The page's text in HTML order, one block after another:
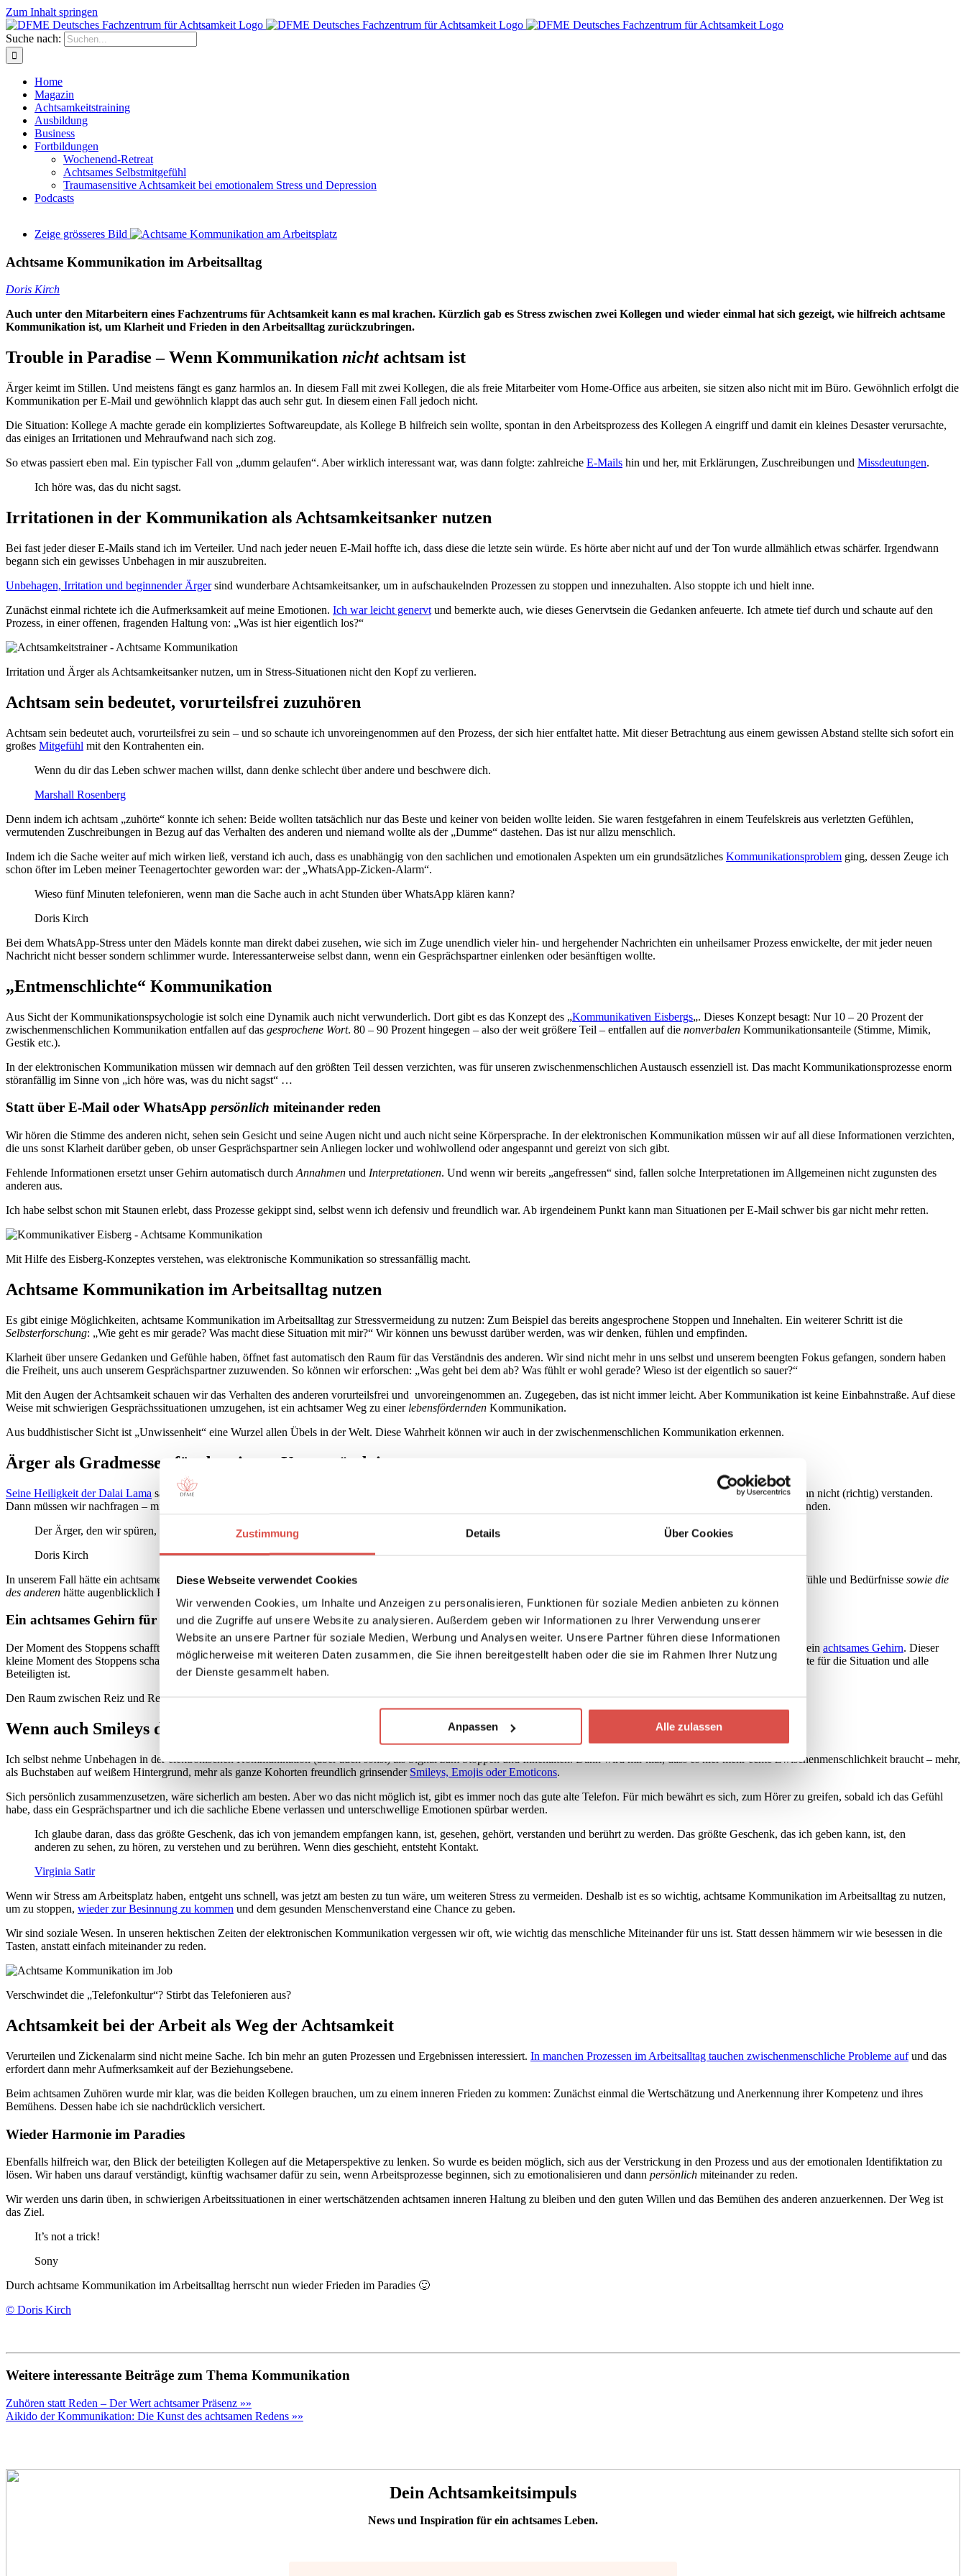
Zustimmung Details Über Cookies
Diese Webseite verwendet Cookies
Wir verwenden Cookies, um Inhalte und Anzeigen zu personalisieren, Funktionen für soziale Medien anbieten zu können
und die Zugriffe auf unsere Website zu analysieren. Außerdem geben wir Informationen zu Ihrer Verwendung unserer
Website an unsere Partner für soziale Medien, Werbung und Analysen weiter. Unsere Partner führen diese Informationen
möglicherweise mit weiteren Daten zusammen, die Sie ihnen bereitgestellt haben oder die sie im Rahmen Ihrer Nutzung
der Dienste gesammelt haben.
Anpassen Alle zulassen
Zum Inhalt springen
Suche nach:
Home
Magazin
Achtsamkeitstraining
Ausbildung
Business
Fortbildungen
Wochenend-Retreat
Achtsames Selbstmitgefühl
Traumasensitive Achtsamkeit bei emotionalem Stress und Depression
Podcasts
Zeige grösseres Bild
Achtsame Kommunikation im Arbeitsalltag
Doris Kirch
Auch unter den Mitarbeitern eines Fachzentrums für Achtsamkeit kann es mal krachen. Kürzlich gab es Stress zwischen zwei Kollegen und wieder einmal hat sich gezeigt, wie hilfreich achtsame
Kommunikation ist, um Klarheit und Frieden in den Arbeitsalltag zurückzubringen.
Trouble in Paradise – Wenn Kommunikation nichtachtsam ist
Ärger keimt im Stillen. Und meistens fängt es ganz harmlos an. In diesem Fall mit zwei Kollegen, die als freie Mitarbeiter vom Home-Office aus arbeiten, sie sitzen also nicht mit im Büro. Gewöhnlich erfolgt die
Kommunikation per E-Mail und gewöhnlich klappt das auch sehr gut. In diesem einen Fall jedoch nicht.
Die Situation: Kollege A machte gerade ein kompliziertes Softwareupdate, als Kollege B hilfreich sein wollte, spontan in den Arbeitsprozess des Kollegen A eingriff und damit ein kleines Desaster verursachte,
das einiges an Irritationen und Mehraufwand nach sich zog.
So etwas passiert eben mal. Ein typischer Fall von „dumm gelaufen“. Aber wirklich interessant war, was dann folgte: zahlreiche E-Mails hin und her, mit Erklärungen, Zuschreibungen und Missdeutungen.
Ich höre was, das du nicht sagst.
Irritationen in der Kommunikation als Achtsamkeitsanker nutzen
Bei fast jeder dieser E-Mails stand ich im Verteiler. Und nach jeder neuen E-Mail hoffte ich, dass diese die letzte sein würde. Es hörte aber nicht auf und der Ton wurde allmählich etwas schärfer. Irgendwann
begann sich ein gewisses Unbehagen in mir auszubreiten.
Unbehagen, Irritation und beginnender Ärgersind wunderbare Achtsamkeitsanker, um in aufschaukelnden Prozessen zu stoppen und innezuhalten. Also stoppte ich und hielt inne.
Zunächst einmal richtete ich die Aufmerksamkeit auf meine Emotionen. Ich war leicht genervt und bemerkte auch, wie dieses Genervtsein die Gedanken anfeuerte. Ich atmete tief durch und schaute auf den
Prozess, in einer offenen, fragenden Haltung von: „Was ist hier eigentlich los?“
Irritation und Ärger als Achtsamkeitsanker nutzen, um in Stress-Situationen nicht den Kopf zu verlieren.
Achtsam sein bedeutet, vorurteilsfrei zuzuhören
Achtsam sein bedeutet auch, vorurteilsfrei zu sein – und so schaute ich unvoreingenommen auf den Prozess, der sich hier entfaltet hatte. Mit dieser Betrachtung aus einem gewissen Abstand stellte sich sofort ein
großes Mitgefühl mit den Kontrahenten ein.
Wenn du dir das Leben schwer machen willst, dann denke schlecht über andere und beschwere dich.
Marshall Rosenberg
Denn indem ich achtsam „zuhörte“ konnte ich sehen: Beide wollten tatsächlich nur das Beste und keiner von beiden wollte leiden. Sie waren festgefahren in einem Teufelskreis aus verletzten Gefühlen,
vermutenden Zuschreibungen in Bezug auf das Verhalten des anderen und niemand wollte als der „Dumme“ dastehen. Das ist nur allzu menschlich.
Indem ich die Sache weiter auf mich wirken ließ, verstand ich auch, dass es unabhängig von den sachlichen und emotionalen Aspekten um ein grundsätzliches Kommunikationsproblem ging, dessen Zeuge ich
schon öfter im Leben meiner Teenagertochter geworden war: der „WhatsApp-Zicken-Alarm“.
Wieso fünf Minuten telefonieren, wenn man die Sache auch in acht Stunden über WhatsApp klären kann?
Doris Kirch
Bei dem WhatsApp-Stress unter den Mädels konnte man direkt dabei zusehen, wie sich im Zuge unendlich vieler hin- und hergehender Nachrichten ein unheilsamer Prozess enwickelte, der mit jeder neuen
Nachricht nicht besser sondern schlimmer wurde. Interessanterweise selbst dann, wenn ein Gesprächspartner einlenken oder besänftigen wollte.
„Entmenschlichte“ Kommunikation
Aus Sicht der Kommunikationspsychologie ist solch eine Dynamik auch nicht verwunderlich. Dort gibt es das Konzept des „Kommunikativen Eisbergs„. Dieses Konzept besagt: Nur 10 – 20 Prozent der
zwischenmenschlichen Kommunikation entfallen auf das gesprochene Wort. 80 – 90 Prozent hingegen – also der weit größere Teil – entfallen auf die nonverbalen Kommunikationsanteile (Stimme, Mimik,
Gestik etc.).
In der elektronischen Kommunikation müssen wir demnach auf den größten Teil dessen verzichten, was für unseren zwischenmenschlichen Austausch essenziell ist. Das macht Kommunikationsprozesse enorm
störanfällig im Sinne von „ich höre was, was du nicht sagst“ …
Statt über E-Mail oder WhatsApp persönlich miteinander reden
Wir hören die Stimme des anderen nicht, sehen sein Gesicht und seine Augen nicht und auch nicht seine Körpersprache. In der elektronischen Kommunikation müssen wir auf all diese Informationen verzichten,
die uns sonst Klarheit darüber geben, ob unser Gesprächspartner sein Anliegen locker und wohlwollend oder angespannt und gereizt von sich gibt.
Fehlende Informationen ersetzt unser Gehirn automatisch durch Annahmen und Interpretationen. Und wenn wir bereits „angefressen“ sind, fallen solche Interpretationen im Allgemeinen nicht zugunsten des
anderen aus.
Ich habe selbst schon mit Staunen erlebt, dass Prozesse gekippt sind, selbst wenn ich defensiv und freundlich war. Ab irgendeinem Punkt kann man Situationen per E-Mail schwer bis gar nicht mehr retten.
Mit Hilfe des Eisberg-Konzeptes verstehen, was elektronische Kommunikation so stressanfällig macht.
Achtsame Kommunikation im Arbeitsalltag nutzen
Es gibt einige Möglichkeiten, achtsame Kommunikation im Arbeitsalltag zur Stressvermeidung zu nutzen: Zum Beispiel das bereits angesprochene Stoppen und Innehalten. Ein weiterer Schritt ist die
Selbsterforschung: „Wie geht es mir gerade? Was macht diese Situation mit mir?“ Wir können uns bewusst darüber werden, was wir denken, fühlen und empfinden.
Klarheit über unsere Gedanken und Gefühle haben, öffnet fast automatisch den Raum für das Verständnis des anderen. Wir sind nicht mehr in uns selbst und unserem beengten Fokus gefangen, sondern haben
die Freiheit, uns auch unserem Gesprächspartner zuzuwenden. So können wir erforschen: „Was geht bei dem ab? Was fühlt er wohl gerade? Wieso ist der eigentlich so sauer?“
Mit den Augen der Achtsamkeit schauen wir das Verhalten des anderen vorurteilsfrei und unvoreingenommen an. Zugegeben, das ist nicht immer leicht. Aber Kommunikation ist keine Einbahnstraße. Auf diese
Weise mit schwierigen Gesprächssituationen umzugehen, ist ein achtsamer Weg zu einer lebensfördernden Kommunikation.
Aus buddhistischer Sicht ist „Unwissenheit“ eine Wurzel allen Übels in der Welt. Diese Wahrheit können wir auch in der zwischenmenschlichen Kommunikation erkennen.
Ärger als Gradmesser für das eigene Unverständnis
Seine Heiligkeit der Dalai Lama sagt, dass wir jemanden nicht verstanden haben, wenn wir wütend auf ihn sind oder uns verletzt fühlen. So lange wir Ärger spüren, haben wir ihn nicht (richtig) verstanden.
Dann müssen wir nachfragen – mit
an dem, was den anderen bewegt. Und sobald wir ihn verstanden haben, ist „wundersamerweise“ der Ärger verschwunden.
Der Ärger, den wir spüren, ist ein Gradmesser unseres Unverständnisses.
Doris Kirch
In unserem Fall hätte ein achtsames Zurücktreten aus der Situation im Moment der beginnenden Irritation weitere Eskalationen verhindern können. Ein Blick auf die
Gefühle und Bedürfnisse sowie die
des anderen hätte augenblicklich Erkenntnis und damit Verständnis bringen und die Situation befrieden können.
Ein achtsames Gehirn für eine achtsame Kommunikation
Der Moment des Stoppens schafft einen Raum zwischen Reiz und Reaktion. Man braucht einen achtsamen Geist, um solch einen Moment erfassen zu können. Dafür braucht es ein achtsames Gehirn. Dieser
kleine Moment des Stoppens schafft einen großen Raum, in welchem wir mit klarem Bewusstsein entscheiden können, als welcher Mensch wir handeln wollen und was das Beste für die Situation und alle
Beteiligten ist.
Den Raum zwischen Reiz und Reaktion hätte man in unserem Fall zu einempersönlichenKontakt – von Mensch zu Mensch – nutzen können.
Wenn auch Smileys die Situation nicht retten können
Ich selbst nehme Unbehagen in der elektronischen Kommunikation (aber auch sonst) als Signal zum Stoppen und Innehalten. Dann wird mir klar, dass es hier mehr echte Zwischenmenschlichkeit braucht – mehr,
als Buchstaben auf weißem Hintergrund, mehr als ganze Kohorten freundlich grinsender Smileys, Emojis oder Emoticons.
Sich persönlich zusammenzusetzen, wäre sicherlich am besten. Aber wo das nicht möglich ist, gibt es immer noch das gute alte Telefon. Für mich bewährt es sich, zum Hörer zu greifen, sobald ich das Gefühl
habe, dass ein Gesprächspartner und ich die sachliche Ebene verlassen und unterschwellige Emotionen spürbar werden.
Ich glaube daran, dass das größte Geschenk, das ich von jemandem empfangen kann, ist, gesehen, gehört, verstanden und berührt zu werden. Das größte Geschenk, das ich geben kann, ist, den
anderen zu sehen, zu hören, zu verstehen und zu berühren. Wenn dies geschieht, entsteht Kontakt.
Virginia Satir
Wenn wir Stress am Arbeitsplatz haben, entgeht uns schnell, was jetzt am besten zu tun wäre, um weiteren Stress zu vermeiden. Deshalb ist es so wichtig, achtsame Kommunikation im Arbeitsalltag zu nutzen,
um zu stoppen, wieder zur Besinnung zu kommen und dem gesunden Menschenverstand eine Chance zu geben.
Wir sind soziale Wesen. In unseren hektischen Zeiten der elektronischen Kommunikation vergessen wir oft, wie wichtig das menschliche Miteinander für uns ist. Statt dessen hämmern wir wie besessen in die
Tasten, anstatt einfach miteinander zu reden.
Verschwindet die „Telefonkultur“? Stirbt das Telefonieren aus?
Achtsamkeit bei der Arbeit als Weg der Achtsamkeit
Verurteilen und Zickenalarm sind nicht meine Sache. Ich bin mehr an guten Prozessen und Ergebnissen interessiert. In manchen Prozessen im Arbeitsalltag tauchen zwischenmenschliche Probleme aufund das
erfordert dann mehr Aufmerksamkeit auf der Beziehungsebene.
Beim achtsamen Zuhören wurde mir klar, was die beiden Kollegen brauchen, um zu einem inneren Frieden zu kommen: Zunächst einmal die Wertschätzung und Anerkennung ihrer Kompetenz und ihres
Bemühens. Dessen habe ich sie nachdrücklich versichert.
Wieder Harmonie im Paradies
Ebenfalls hilfreich war, den Blick der beteiligten Kollegen auf die Metaperspektive zu lenken. So wurde es beiden möglich, sich aus der Verstrickung in den Prozess und aus der emotionalen Identifiktation zu
lösen. Wir haben uns darauf verständigt, künftig wachsamer dafür zu sein, wenn Arbeitsprozesse beginnen, sich zu emotionalisieren und dann persönlich miteinander zu reden.
Wir werden uns darin üben, in schwierigen Arbeitssituationen in einer wertschätzenden achtsamen inneren Haltung zu bleiben und den guten Willen und das Bemühen des anderen anzuerkennen. Der Weg ist
das Ziel.
It’s not a trick!
Sony
Durch achtsame Kommunikation im Arbeitsalltag herrscht nun wieder Frieden im Paradies 🙂
© Doris Kirch
Weitere interessante Beiträge zum Thema Kommunikation
Zuhören statt Reden – Der Wert achtsamer Präsenz »»
Aikido der Kommunikation: Die Kunst des achtsamen Redens »»
Dein Achtsamkeitsimpuls
News und Inspiration für ein achtsames Leben.